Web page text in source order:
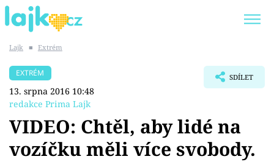
SHOPAHOLICADEL
Témata
Lajk ■ Extrém
EXTRÉM
13. srpna 2016 10:48
redakce Prima Lajk
SDÍLET
VIDEO: Chtěl, aby lidé na
vozíčku měli více svobody.